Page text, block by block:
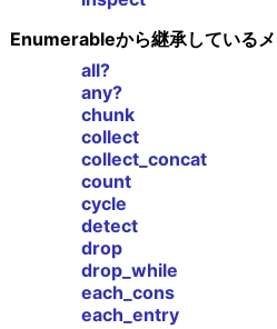
Enumerableから継承している
all?
any?
chunk
collect
collect_concat
count
cycle
detect
drop
drop_while
each_cons
each_entry